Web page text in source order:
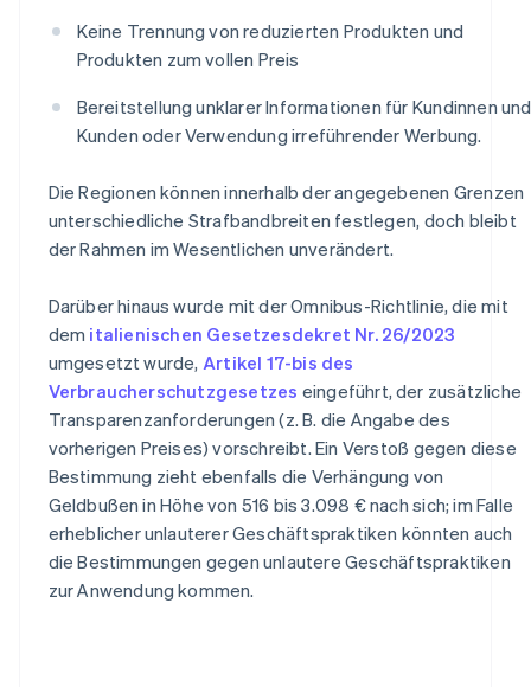
Keine Trennung von reduzierten Produkten und
Produkten zum vollen Preis
Bereitstellung unklarer Informationen für Kundinnen und
Kunden oder Verwendung irreführender Werbung.
Die Regionen können innerhalb der angegebenen Grenzen
unterschiedliche Strafbandbreiten festlegen, doch bleibt
der Rahmen im Wesentlichen unverändert.
Darüber hinaus wurde mit der Omnibus-Richtlinie, die mit
dem italienischen Gesetzesdekret Nr. 26/2023
umgesetzt wurde, Artikel 17-bis des
Verbraucherschutzgesetzes eingeführt, der zusätzliche
Transparenzanforderungen (z. B. die Angabe des
vorherigen Preises) vorschreibt. Ein Verstoß gegen diese
Bestimmung zieht ebenfalls die Verhängung von
Geldbußen in Höhe von 516 bis 3.098 € nach sich; im Falle
erheblicher unlauterer Geschäftspraktiken könnten auch
die Bestimmungen gegen unlautere Geschäftspraktiken
zur Anwendung kommen.